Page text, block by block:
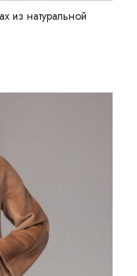
из натуральной